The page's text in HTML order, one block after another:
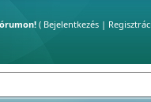
( Bejelentkezés |